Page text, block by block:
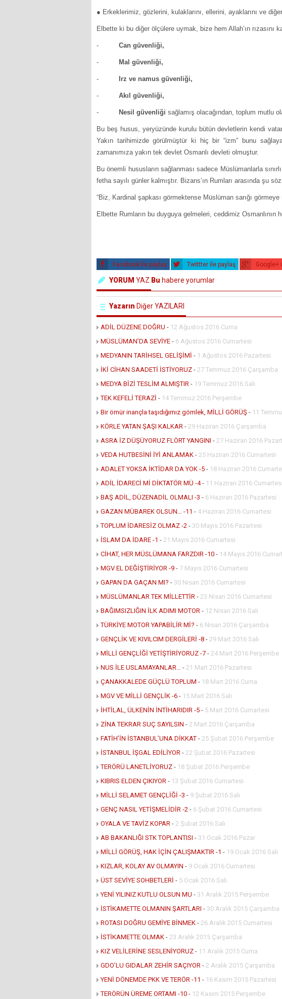
● Erkeklerimiz, gözlerini, kulaklarını, ellerini, ayaklarını ve
Elbette ki bu diğer ölçülere uymak, bize hem Allah’ın rızasını
- Can güvenliği,
- Mal güvenliği,
- Irz ve namus güvenliği,
- Akıl güvenliği,
- Nesil güvenliği sağlamış olacağından, toplum mutlu
Bu beş husus, yeryüzünde kurulu bütün devletlerin kendi
Yakın tarihimizde görülmüştür ki hiç bir “izm” bunu
zamanımıza yakın tek devlet Osmanlı devleti olmuştur.
Bu önemli hususların sağlanması sadece Müslümanlarla
fetha sayılı günler kalmıştır. Bizans’ın Rumları arasında şu
“Biz, Kardinal şapkası görmektense Müslüman sarığı görmeye
Elbette Rumların bu duyguya gelmeleri, ceddimiz Osmanlının
Facebook ile paylaş Twittter ile paylaş Google+
YORUM YAZ Bu habere yorumlar
Yazarın Diğer YAZILARI
ADİL DÜZENE DOĞRU - 12 Ağustos 2016 Cuma
MÜSLÜMAN’DA SEVİYE - 6 Ağustos 2016 Cumartesi
MEDYANIN TARİHSEL GELİŞİMİ - 1 Ağustos 2016 Pazartesi
İKİ CİHAN SAADETİ İSTİYORUZ - 27 Temmuz 2016 Çarşamba
MEDYA BİZİ TESLİM ALMIŞTIR - 19 Temmuz 2016 Salı
TEK KEFELİ TERAZİ - 14 Temmuz 2016 Perşembe
Bir ömür inançla taşıdığımız gömlek, MİLLİ GÖRÜŞ - 11
KÖRLE YATAN ŞAŞI KALKAR - 29 Haziran 2016 Çarşamba
ASRA İZ DÜŞÜYORUZ FLÖRT YANGINI - 27 Haziran 2016
VEDA HUTBESİNİ İYİ ANLAMAK - 25 Haziran 2016 Cumartesi
ADALET YOKSA İKTİDAR DA YOK -5 - 18 Haziran 2016
ADİL İDARECİ Mİ DİKTATÖR MÜ -4- 11 Haziran 2016 Cumartesi
BAŞ ADİL, DÜZENADİL OLMALI -3 - 6 Haziran 2016 Pazartesi
GAZAN MÜBAREK OLSUN… -11 - 4 Haziran 2016 Cumartesi
TOPLUM İDARESİZ OLMAZ -2 - 30 Mayıs 2016 Pazartesi
İSLAM DA İDARE -1 - 21 Mayıs 2016 Cumartesi
CİHAT, HER MÜSLÜMANA FARZDIR -10 - 14 Mayıs 2016
MGV EL DEĞİŞTİRİYOR -9 - 7 Mayıs 2016 Cumartesi
GAPAN DA GAÇAN MI? - 30 Nisan 2016 Cumartesi
MÜSLÜMANLAR TEK MİLLETTİR - 23 Nisan 2016 Cumartesi
BAĞIMSIZLIĞIN İLK ADIMI MOTOR - 12 Nisan 2016 Salı
TÜRKİYE MOTOR YAPABİLİR Mİ? - 6 Nisan 2016 Çarşamba
GENÇLİK VE KIVILCIM DERGİLERİ -8 - 29 Mart 2016 Salı
MİLLİ GENÇLİĞİ YETİŞTİRİYORUZ -7 - 24 Mart 2016 Perşembe
NUS İLE USLAMAYANLAR… - 21 Mart 2016 Pazartesi
ÇANAKKALEDE GÜÇLÜ TOPLUM - 18 Mart 2016 Cuma
MGV VE MİLLİ GENÇLİK -6 - 15 Mart 2016 Salı
İHTİLAL, ÜLKENİN İNTİHARIDIR -5 - 5 Mart 2016 Cumartesi
ZİNA TEKRAR SUÇ SAYILSIN - 2 Mart 2016 Çarşamba
FATİH’İN İSTANBUL’UNA DİKKAT - 25 Şubat 2016 Perşembe
İSTANBUL İŞGAL EDİLİYOR - 22 Şubat 2016 Pazartesi
TERÖRÜ LANETLİYORUZ - 18 Şubat 2016 Perşembe
KIBRIS ELDEN ÇIKIYOR - 13 Şubat 2016 Cumartesi
MİLLİ SELAMET GENÇLİĞİ -3 - 9 Şubat 2016 Salı
GENÇ NASIL YETİŞMELİDİR -2 - 6 Şubat 2016 Cumartesi
OYALA VE TAVİZ KOPAR - 2 Şubat 2016 Salı
AB BAKANLIĞI STK TOPLANTISI - 31 Ocak 2016 Pazar
MİLLİ GÖRÜŞ, HAK İÇİN ÇALIŞMAKTIR -1 - 19 Ocak 2016 Salı
KIZLAR, KOLAY AV OLMAYIN - 9 Ocak 2016 Cumartesi
ÜST SEVİYE SOHBETLERİ - 5 Ocak 2016 Salı
YENİ YILINIZ KUTLU OLSUN MU - 31 Aralık 2015 Perşembe
İSTİKAMETTE OLMANIN ŞARTLARI - 30 Aralık 2015 Çarşamba
ROTASI DOĞRU GEMİYE BİNMEK - 26 Aralık 2015 Cumartesi
İSTİKAMETTE OLMAK - 23 Aralık 2015 Çarşamba
KIZ VELİLERİNE SESLENİYORUZ - 11 Aralık 2015 Cuma
GDO’LU GIDALAR ZEHİR SAÇIYOR - 2 Aralık 2015 Çarşamba
YENİ DÖNEMDE PKK VE TERÖR -11 - 16 Kasım 2015 Pazartesi
TERÖRÜN ÜREME ORTAMI -10 - 12 Kasım 2015 Perşembe